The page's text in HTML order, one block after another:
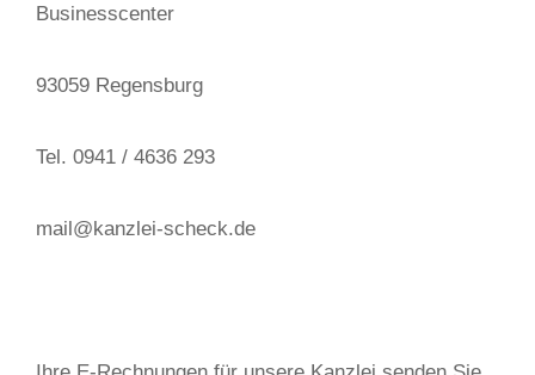
Businesscenter
93059 Regensburg
Tel. 0941 / 4636 293
mail@kanzlei-scheck.de